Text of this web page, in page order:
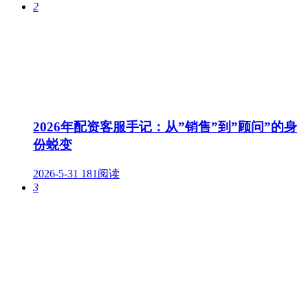
2
2026年配资客服手记：从”销售”到”顾问”的身
份蜕变
2026-5-31 181阅读
3